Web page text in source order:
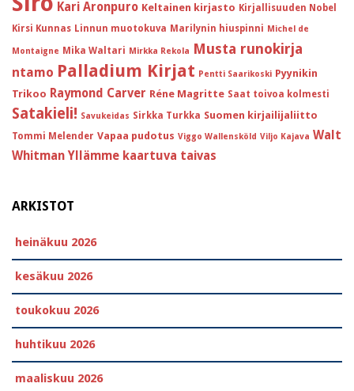
Kari Aronpuro Keltainen kirjasto Kirjallisuuden Nobel
Kirsi Kunnas Linnun muotokuva Marilynin hiuspinni Michel de
Montaigne Mika Waltari Mirkka Rekola Musta runokirja
ntamo Palladium Kirjat Pentti Saarikoski Pyynikin
Trikoo Raymond Carver Réne Magritte Saat toivoa kolmesti
Satakieli! Savukeidas Sirkka Turkka Suomen kirjailijaliitto
Tommi Melender Vapaa pudotus Viggo Wallensköld Viljo Kajava Walt
Whitman Yllämme kaartuva taivas
ARKISTOT
heinäkuu 2026
kesäkuu 2026
toukokuu 2026
huhtikuu 2026
maaliskuu 2026